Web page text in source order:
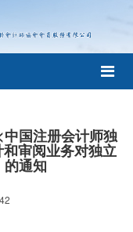
国注册会计师独
审阅业务对独立
通知